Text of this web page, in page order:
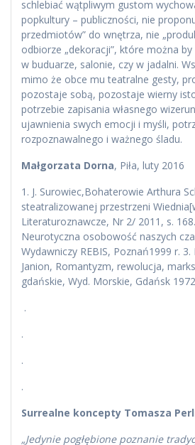
schlebiać wątpliwym gustom
popkultury – publiczności, nie
przedmiotów” do wnętrza, nie
odbiorze „dekoracji”, które można
w buduarze, salonie, czy w jadalni.
mimo że obce mu teatralne gesty,
pozostaje sobą, pozostaje wierny
potrzebie zapisania własnego
ujawnienia swych emocji i myśli,
rozpoznawalnego i ważnego śladu.
Małgorzata Dorna, Piła, luty 2016
1. J. Surowiec,Bohaterowie Arthura
steatralizowanej przestrzeni
Literaturoznawcze, Nr 2/ 2011, s.
Neurotyczna osobowość naszych
Wydawniczy REBIS, Poznań1999 r. 3.
Janion, Romantyzm, rewolucja,
gdańskie, Wyd. Morskie, Gdańsk
.
.
.
.
Surrealne koncepty Tomasza
„Jedynie pogłębione poznanie